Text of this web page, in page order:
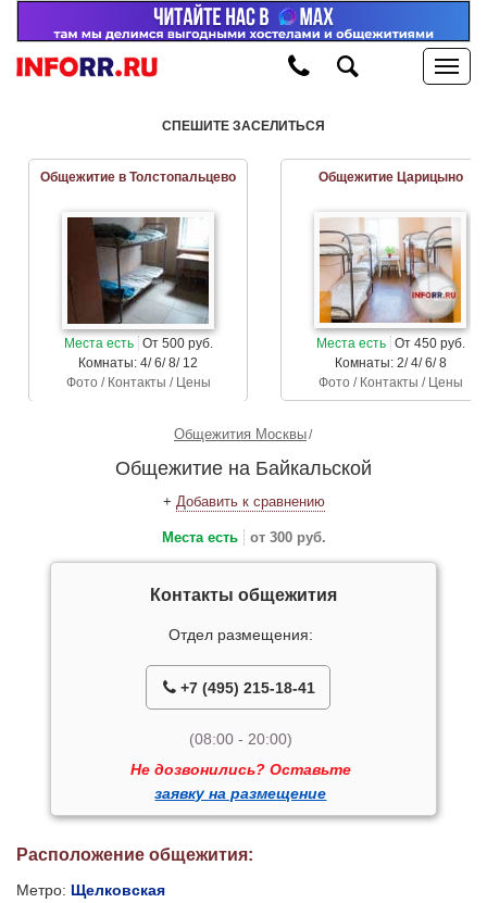
СПЕШИТЕ ЗАСЕЛИТЬСЯ
Общежитие в Толстопальцево
Места есть От 500 руб.
Комнаты: 4/ 6/ 8/ 12
Фото / Контакты / Цены
Общежитие Царицыно
Места есть От 450 руб.
Комнаты: 2/ 4/ 6/ 8
Фото / Контакты / Цены
Общежития Москвы
Общежитие на Байкальской
+ Добавить к сравнению
Места есть от 300 руб.
Контакты общежития
Отдел размещения:
+7 (495) 215-18-41
(08:00 - 20:00)
Не дозвонились? Оставьте
заявку на размещение
Расположение общежития:
Метро: Щелковская